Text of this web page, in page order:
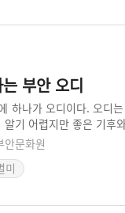
부안 오디
하나가 오디이다. 오디
기 어렵지만 좋은 기후
에서는 지역에서 생산
진정한 맛과 매력을 널
안문화원
미